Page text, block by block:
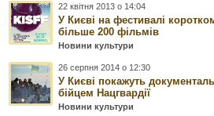
22 квітня 2013 о 14:04
У Києві на фестивалі
більше 200 фільмів
Новини культури
26 серпня 2014 о 12:30
У Києві покажуть
бійцем Нацгвардії
Новини культури